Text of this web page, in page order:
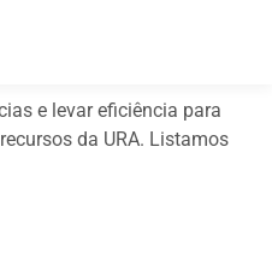
da URA
e levar eficiência para
da URA. Listamos